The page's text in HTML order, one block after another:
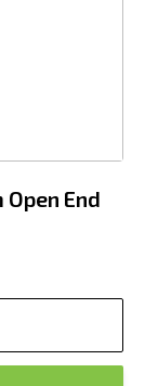
End